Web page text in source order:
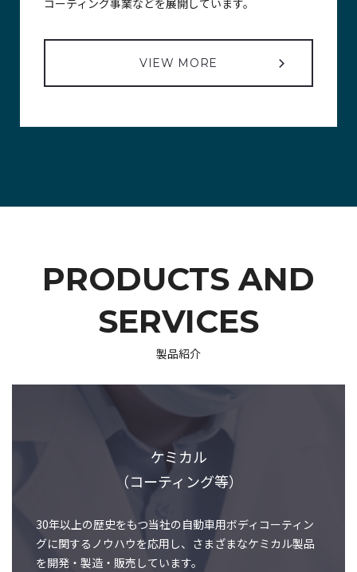
コーティング事業などを展開しています。
VIEW MORE
PRODUCTS AND
SERVICES
製品紹介
ケミカル
（コーティング等）
30年以上の歴史をもつ当社の自動車用ボディコーティン
グに関するノウハウを応用し、さまざまなケミカル製品
を開発・製造・販売しています。